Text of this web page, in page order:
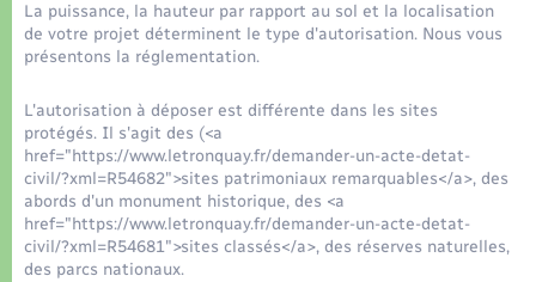
Numérique
Organisation d’événement
Sécurité - Prévention
Commerces - Entreprises - Emploi
La puissance, la hauteur par rapport au sol et la localisation
de votre projet déterminent le type d'autorisation. Nous vous
présentons la réglementation.
L'autorisation à déposer est différente dans les sites
protégés. Il s'agit des (<a
href="https://www.letronquay.fr/demander-un-acte-detat-
civil/?xml=R54682">sites patrimoniaux remarquables</a>, des
abords d'un monument historique, des <a
href="https://www.letronquay.fr/demander-un-acte-detat-
civil/?xml=R54681">sites classés</a>, des réserves naturelles,
des parcs nationaux.